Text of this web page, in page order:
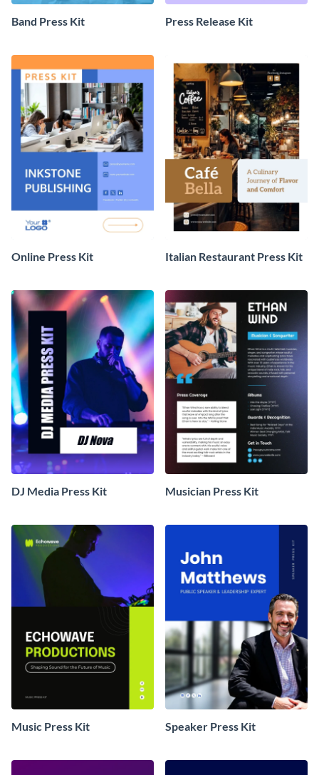
Band Press Kit Press Release Kit
Online Press Kit Italian Restaurant Press Kit
DJ Media Press Kit Musician Press Kit
Music Press Kit Speaker Press Kit